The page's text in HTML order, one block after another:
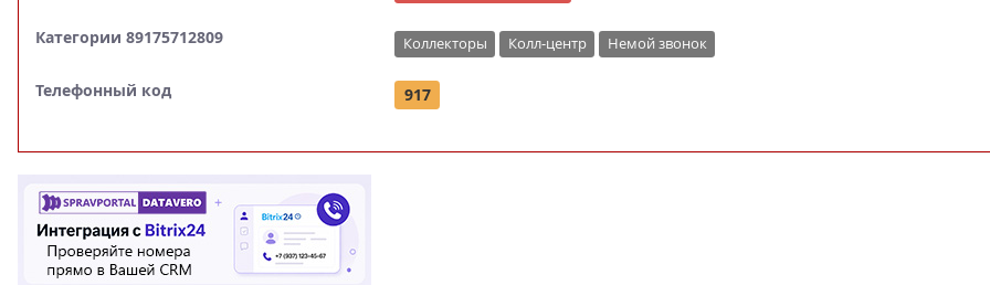
Категории 89175712809 Коллекторы Колл-центр Немой звонок
Телефонный код 917